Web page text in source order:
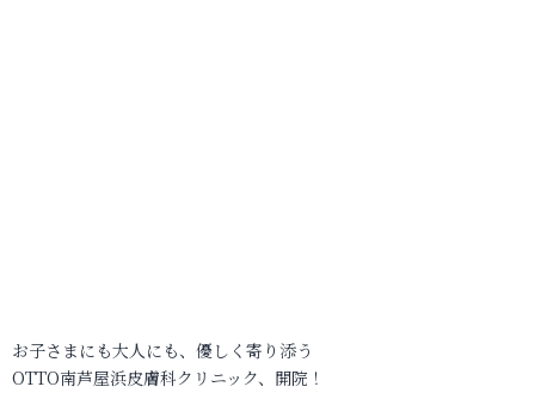
お子さまにも大人にも、優しく寄り添う
OTTO南芦屋浜皮膚科クリニック、開院！